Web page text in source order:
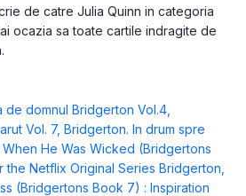
de catre Julia Quinn in categoria
ocazia sa toate cartile indragite de
de domnul Bridgerton Vol.4
Vol. 7, Bridgerton. In drum spre
He Was Wicked (Bridgertons
the Netflix Original Series Bridgerton
(Bridgertons Book 7) : Inspiration